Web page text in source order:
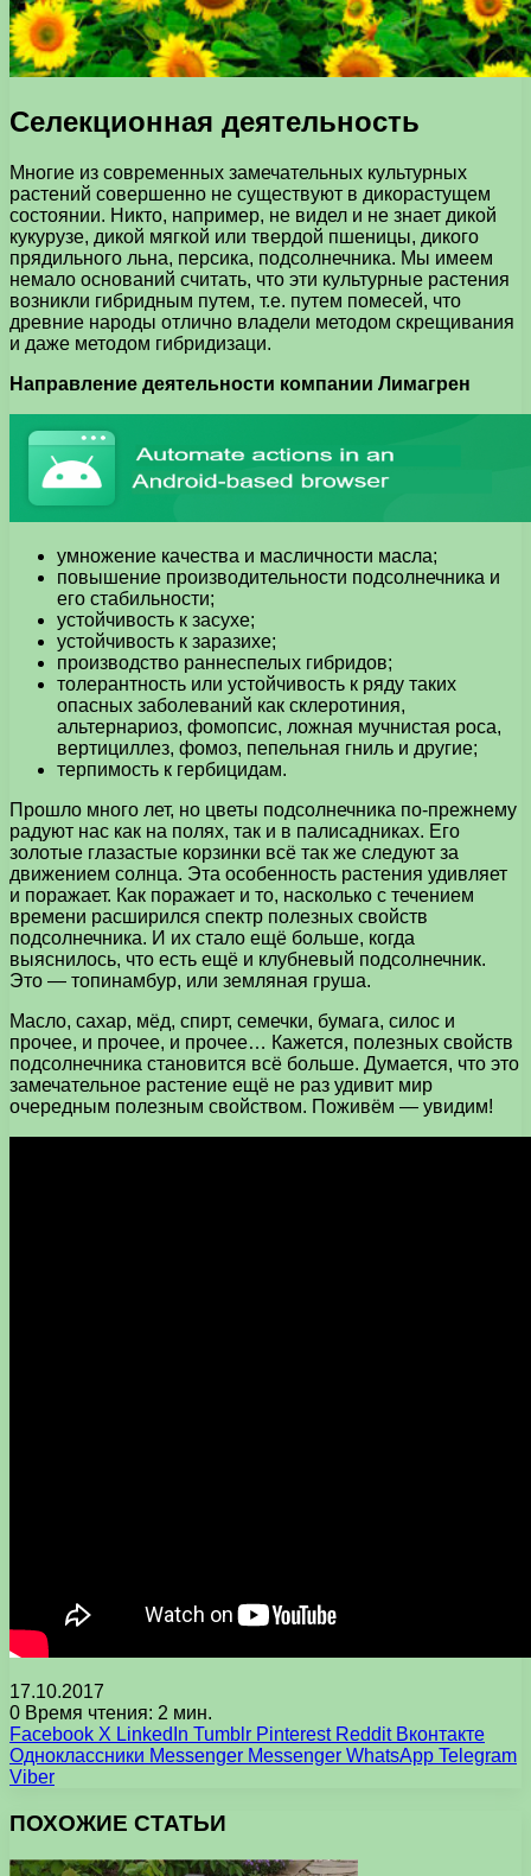
Селекционная деятельность
Многие из современных замечательных культурных
растений совершенно не существуют в дикорастущем
состоянии. Никто, например, не видел и не знает дикой
кукурузе, дикой мягкой или твердой пшеницы, дикого
прядильного льна, персика, подсолнечника. Мы имеем
немало оснований считать, что эти культурные растения
возникли гибридным путем, т.е. путем помесей, что
древние народы отлично владели методом скрещивания
и даже методом гибридизаци.
Направление деятельности компании Лимагрен
умножение качества и масличности масла;
повышение производительности подсолнечника и
его стабильности;
устойчивость к засухе;
устойчивость к заразихе;
производство раннеспелых гибридов;
толерантность или устойчивость к ряду таких
опасных заболеваний как склеротиния,
альтернариоз, фомопсис, ложная мучнистая роса,
вертициллез, фомоз, пепельная гниль и другие;
терпимость к гербицидам.
Прошло много лет, но цветы подсолнечника по-прежнему
радуют нас как на полях, так и в палисадниках. Его
золотые глазастые корзинки всё так же следуют за
движением солнца. Эта особенность растения удивляет
и поражает. Как поражает и то, насколько с течением
времени расширился спектр полезных свойств
подсолнечника. И их стало ещё больше, когда
выяснилось, что есть ещё и клубневый подсолнечник.
Это — топинамбур, или земляная груша.
Масло, сахар, мёд, спирт, семечки, бумага, силос и
прочее, и прочее, и прочее… Кажется, полезных свойств
подсолнечника становится всё больше. Думается, что это
замечательное растение ещё не раз удивит мир
очередным полезным свойством. Поживём — увидим!
17.10.2017
0 Время чтения: 2 мин.
Facebook X LinkedIn Tumblr Pinterest Reddit Вконтакте
Одноклассники Messenger Messenger WhatsApp Telegram
Viber
ПОХОЖИЕ СТАТЬИ